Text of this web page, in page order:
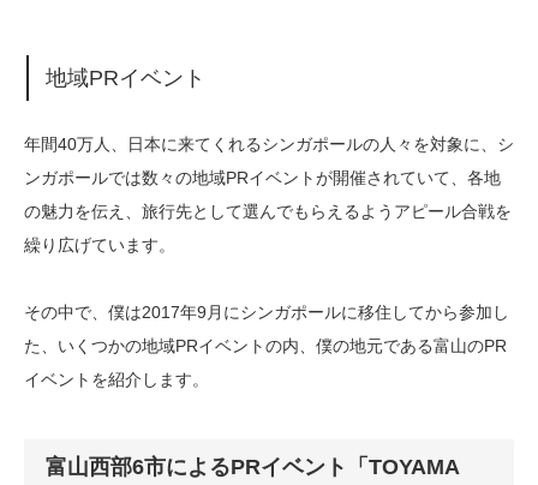
地域PRイベント
年間40万人、日本に来てくれるシンガポールの人々を対象に、シ
ンガポールでは数々の地域PRイベントが開催されていて、各地
の魅力を伝え、旅行先として選んでもらえるようアピール合戦を
繰り広げています。
その中で、僕は2017年9月にシンガポールに移住してから参加し
た、いくつかの地域PRイベントの内、僕の地元である富山のPR
イベントを紹介します。
富山西部6市によるPRイベント「TOYAMA